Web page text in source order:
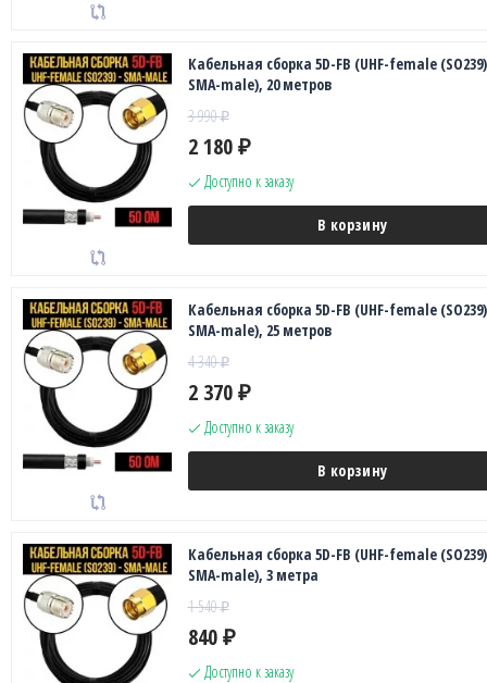
Кабельная сборка 5D-FB (UHF-female
SMA-male), 20 метров
3 990₽
2 180 ₽
Доступно к заказу
В корзину
Кабельная сборка 5D-FB (UHF-female
SMA-male), 25 метров
4 340₽
2 370 ₽
Доступно к заказу
В корзину
Кабельная сборка 5D-FB (UHF-female
SMA-male), 3 метра
1 540₽
840 ₽
Доступно к заказу